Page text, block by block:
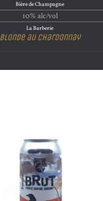
Bière de Champagne
10% alc/vol
La Barberie
Blonde au Chardonnay